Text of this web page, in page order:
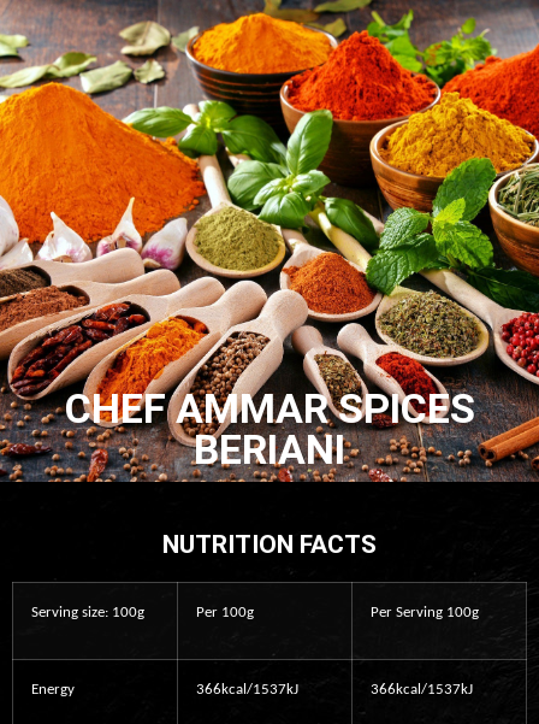
CHEF AMMAR SPICES
BERIANI
NUTRITION FACTS
Serving size: 100g Per 100g Per Serving 100g
Energy 366kcal/1537kJ 366kcal/1537kJ